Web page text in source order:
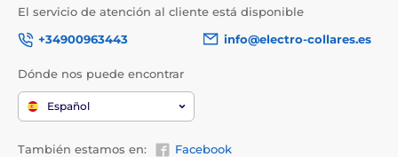
Aditivos nutricionales en 1 kg:
El servicio de atención al cliente está disponible
+34900963443
info@electro-collares.es
Dónde nos puede encontrar
Español
También estamos en: Facebook